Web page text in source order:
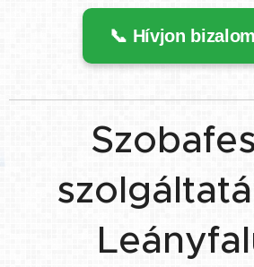
📞 Hívjon